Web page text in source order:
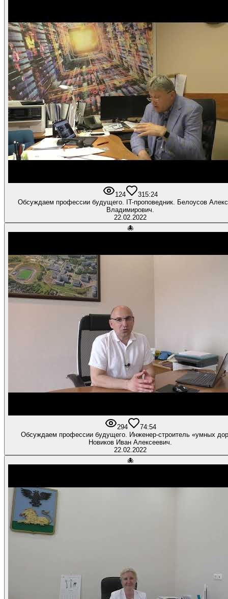
124 315:24
Обсуждаем профессии будущего. IT-проповедник. Белоусов
Владимирович.
22.02.2022
🐙
294 74:54
Обсуждаем профессии будущего. Инженер-строитель «умных
Новиков Иван Алексеевич.
22.02.2022
🐙